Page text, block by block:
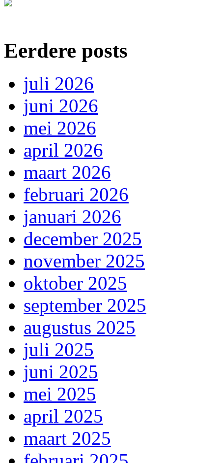
Eerdere posts
juli 2026
juni 2026
mei 2026
april 2026
maart 2026
februari 2026
januari 2026
december 2025
november 2025
oktober 2025
september 2025
augustus 2025
juli 2025
juni 2025
mei 2025
april 2025
maart 2025